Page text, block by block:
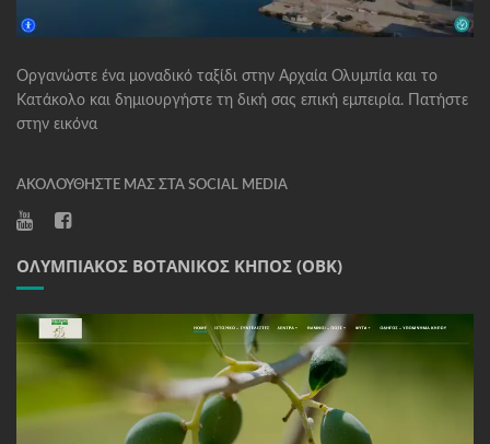
Οργανώστε ένα μοναδικό ταξίδι στην Αρχαία Ολυμπία και το
Κατάκολο και δημιουργήστε τη δική σας επική εμπειρία. Πατήστε
στην εικόνα
ΑΚΟΛΟΥΘΉΣΤΕ ΜΑΣ ΣΤΑ SOCIAL MEDIA
ΟΛΥΜΠΙΑΚΌΣ ΒΟΤΑΝΙΚΌΣ ΚΉΠΟΣ (ΟΒΚ)